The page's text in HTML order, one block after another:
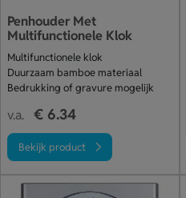
Penhouder Met
Multifunctionele Klok
Multifunctionele klok
Duurzaam bamboe materiaal
Bedrukking of gravure mogelijk
v.a. € 6.34
Bekijk product